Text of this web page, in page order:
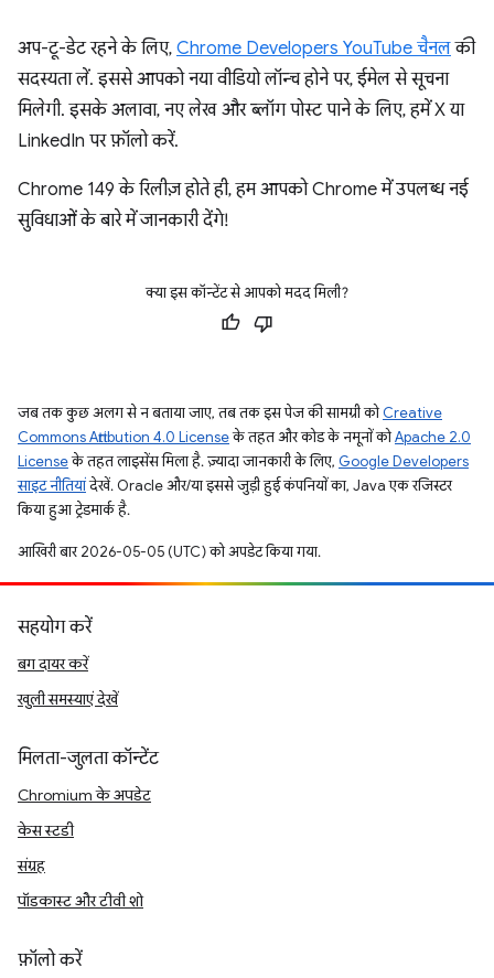
अप-टू-डेट रहने के लिए, Chrome Developers YouTube चैनलकी
सदस्यता लें. इससे आपको नया वीडियो लॉन्च होने पर, ईमेल से सूचना
मिलेगी. इसके अलावा, नए लेख और ब्लॉग पोस्ट पाने के लिए, हमें X या
LinkedIn पर फ़ॉलो करें.
Chrome 149 के रिलीज़ होते ही, हम आपको Chrome में उपलब्ध नई
सुविधाओं के बारे में जानकारी देंगे!
क्या इस कॉन्टेंट से आपको मदद मिली?
जब तक कुछ अलग से न बताया जाए, तब तक इस पेज की सामग्री कोCreative
Commons Attribution 4.0 Licenseके तहत और कोड के नमूनों कोApache 2.0
Licenseके तहत लाइसेंस मिला है. ज़्यादा जानकारी के लिए, Google Developers
साइट नीतियांदेखें. Oracle और/या इससे जुड़ी हुई कंपनियों का, Java एक रजिस्टर
किया हुआ ट्रेडमार्क है.
आखिरी बार 2026-05-05 (UTC) को अपडेट किया गया.
सहयोग करें
बग दायर करें
खुली समस्याएं देखें
मिलता-जुलता कॉन्टेंट
Chromium के अपडेट
केस स्टडी
संग्रह
पॉडकास्ट और टीवी शो
फ़ॉलो करें